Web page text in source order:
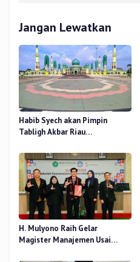
Jangan Lewatkan
Habib Syech akan Pimpin
Tabligh Akbar Riau
Nur, Besok
H. Mulyono Raih Gelar
Magister Manajemen Usai